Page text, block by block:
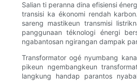
Salian ti peranna dina efisiensi
transisi ka ékonomi rendah
sareng mastikeun transmisi
panggunaan téknologi énergi
ngabantosan ngirangan dampak
Transformator ogé nyumbang
pikeun ngembangkeun
langkung handap parantos